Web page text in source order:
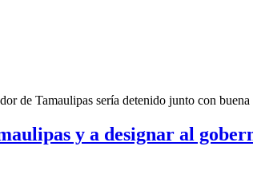
de Tamaulipas sería detenido junto con
y a designar al